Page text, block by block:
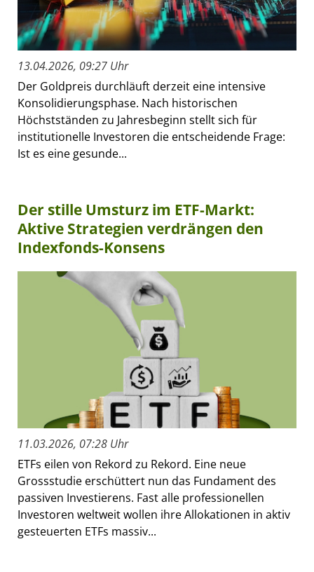
13.04.2026, 09:27 Uhr
Der Goldpreis durchläuft derzeit eine intensive
Konsolidierungsphase. Nach historischen
Höchstständen zu Jahresbeginn stellt sich für
institutionelle Investoren die entscheidende Frage:
Ist es eine gesunde...
Der stille Umsturz im ETF-Markt:
Aktive Strategien verdrängen den
Indexfonds-Konsens
11.03.2026, 07:28 Uhr
ETFs eilen von Rekord zu Rekord. Eine neue
Grossstudie erschüttert nun das Fundament des
passiven Investierens. Fast alle professionellen
Investoren weltweit wollen ihre Allokationen in aktiv
gesteuerten ETFs massiv...